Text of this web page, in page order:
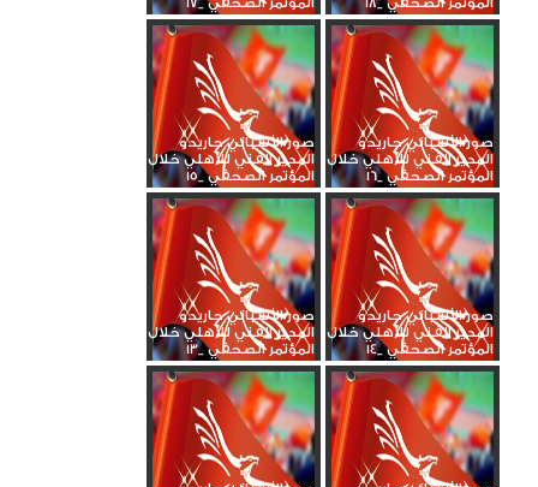
صور الأسباني جاريدو
المدير الفني للأهلي خلال
المؤتمر الصحفي _16
صور الأسباني جاريدو
المدير الفني للأهلي خلال
المؤتمر الصحفي _15
صور الأسباني جاريدو
المدير الفني للأهلي خلال
المؤتمر الصحفي _14
صور الأسباني جاريدو
المدير الفني للأهلي خلال
المؤتمر الصحفي _13